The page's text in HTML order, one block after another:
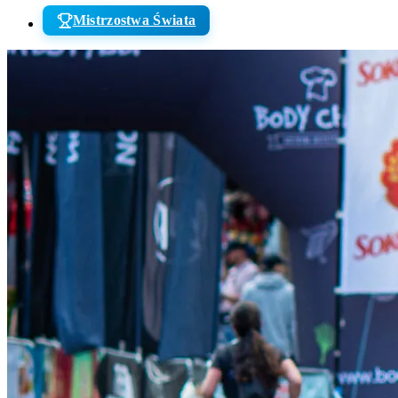
Mistrzostwa Świata